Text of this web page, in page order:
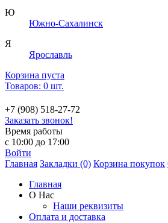
Ю
Южно-Сахалинск
Я
Ярославль
Корзина пуста
Товаров: 0 шт.
+7 (908) 518-27-72
Заказать звонок!
Время работы
с 10:00 до 17:00
Войти
Главная Закладки (0) Корзина покупок
Главная
О Нас
Наши реквизиты
Оплата и доставка